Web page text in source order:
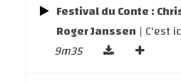
Festival du Conte :
Roger Janssen | C'est
9m35